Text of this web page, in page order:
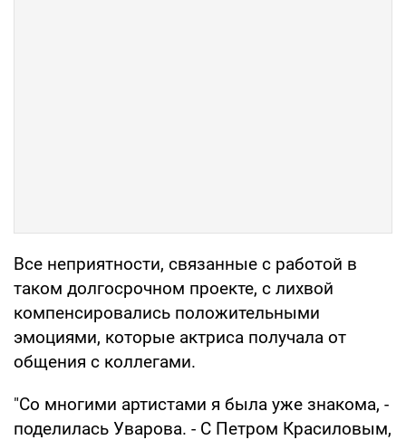
Все неприятности, связанные с работой в
таком долгосрочном проекте, с лихвой
компенсировались положительными
эмоциями, которые актриса получала от
общения с коллегами.
"Со многими артистами я была уже знакома, -
поделилась Уварова. - С Петром Красиловым,